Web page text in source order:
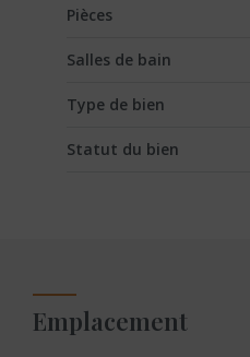
Pièces
Salles de bain
Type de bien
Statut du bien
Emplacement